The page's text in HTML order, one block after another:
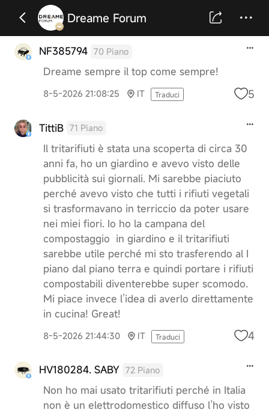
Dreame Forum
NF385794 70 Piano
Dreame sempre il top come sempre!
8-5-2026 21:08:25 IT Traduci 5
TittiB 71 Piano
Il tritarifiuti è stata una scoperta di circa 30
anni fa, ho un giardino e avevo visto delle
pubblicità sui giornali. Mi sarebbe piaciuto
perché avevo visto che tutti i rifiuti vegetali
si trasformavano in terriccio da poter usare
nei miei fiori. Io ho la campana del
compostaggio in giardino e il tritarifiuti
sarebbe utile perché mi sto trasferendo al I
piano dal piano terra e quindi portare i rifiuti
compostabili diventerebbe super scomodo.
Mi piace invece l’idea di averlo direttamente
in cucina! Great!
8-5-2026 21:44:30 IT Traduci 4
HV180284. SABY 72 Piano
Non ho mai usato tritarifiuti perché in Italia
non è un elettrodomestico diffuso l’ho visto